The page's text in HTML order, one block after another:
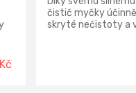
čistič myčky
skryté nečistoty a